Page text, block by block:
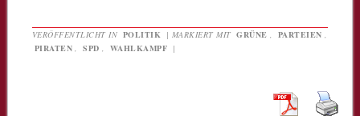
VERÖFFENTLICHT IN POLITIK | MARKIERT MIT GRÜNE PARTEIEN
PIRATEN
SPD WAHLKAMPF |